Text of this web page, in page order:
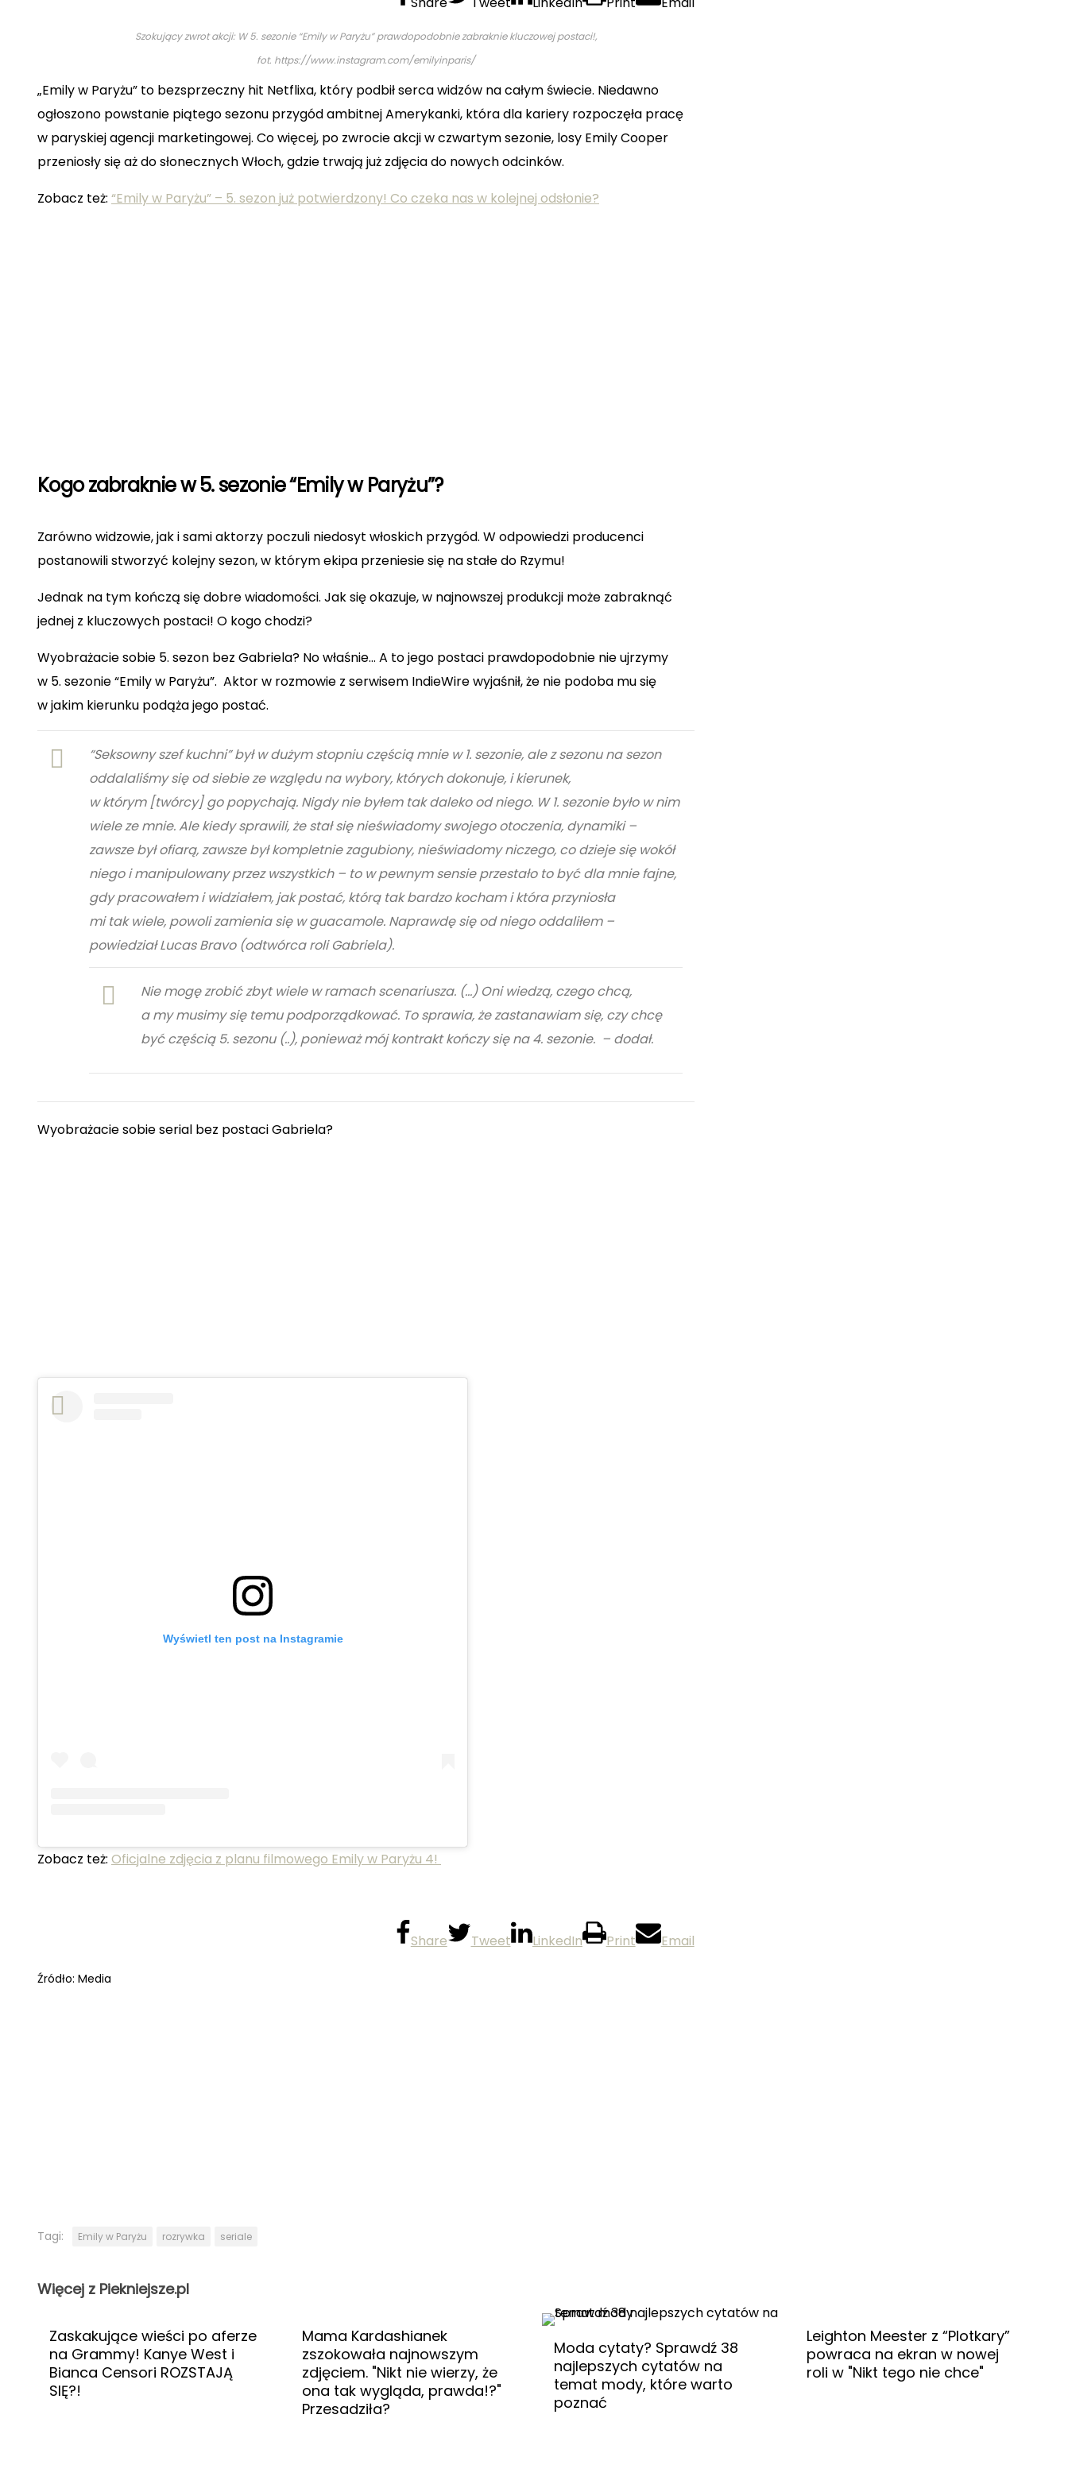
Szokujący zwrot akcji: W 5. sezonie “Emily w Paryżu” prawdopodobnie zabraknie kluczowej postaci!,
fot. https://www.instagram.com/emilyinparis/
„Emily w Paryżu” to bezsprzeczny hit Netflixa, który podbił serca widzów na całym świecie. Niedawno
ogłoszono powstanie piątego sezonu przygód ambitnej Amerykanki, która dla kariery rozpoczęła pracę
w paryskiej agencji marketingowej. Co więcej, po zwrocie akcji w czwartym sezonie, losy Emily Cooper
przeniosły się aż do słonecznych Włoch, gdzie trwają już zdjęcia do nowych odcinków.
Zobacz też: “Emily w Paryżu” – 5. sezon już potwierdzony! Co czeka nas w kolejnej odsłonie?
Kogo zabraknie w 5. sezonie “Emily w Paryżu”?
Zarówno widzowie, jak i sami aktorzy poczuli niedosyt włoskich przygód. W odpowiedzi producenci
postanowili stworzyć kolejny sezon, w którym ekipa przeniesie się na stałe do Rzymu!
Jednak na tym kończą się dobre wiadomości. Jak się okazuje, w najnowszej produkcji może zabraknąć
jednej z kluczowych postaci! O kogo chodzi?
Wyobrażacie sobie 5. sezon bez Gabriela? No właśnie… A to jego postaci prawdopodobnie nie ujrzymy
w 5. sezonie “Emily w Paryżu”. Aktor w rozmowie z serwisem IndieWire wyjaśnił, że nie podoba mu się
w jakim kierunku podąża jego postać.
“Seksowny szef kuchni” był w dużym stopniu częścią mnie w 1. sezonie, ale z sezonu na sezon
oddalaliśmy się od siebie ze względu na wybory, których dokonuje, i kierunek,
w którym [twórcy] go popychają. Nigdy nie byłem tak daleko od niego. W 1. sezonie było w nim
wiele ze mnie. Ale kiedy sprawili, że stał się nieświadomy swojego otoczenia, dynamiki –
zawsze był ofiarą, zawsze był kompletnie zagubiony, nieświadomy niczego, co dzieje się wokół
niego i manipulowany przez wszystkich – to w pewnym sensie przestało to być dla mnie fajne,
gdy pracowałem i widziałem, jak postać, którą tak bardzo kocham i która przyniosła
mi tak wiele, powoli zamienia się w guacamole. Naprawdę się od niego oddaliłem –
powiedział Lucas Bravo (odtwórca roli Gabriela).
Nie mogę zrobić zbyt wiele w ramach scenariusza. (…) Oni wiedzą, czego chcą,
a my musimy się temu podporządkować. To sprawia, że zastanawiam się, czy chcę
być częścią 5. sezonu (..), ponieważ mój kontrakt kończy się na 4. sezonie. – dodał.
Wyobrażacie sobie serial bez postaci Gabriela?
Wyświetl ten post na Instagramie
Zobacz też: Oficjalne zdjęcia z planu filmowego Emily w Paryżu 4!
Share Tweet LinkedIn Print Email
Źródło: Media
Tagi: Emily w Paryżu rozrywka seriale
Więcej z Piekniejsze.pl
Zaskakujące wieści po aferze
na Grammy! Kanye West i
Bianca Censori ROZSTAJĄ
SIĘ?!
Mama Kardashianek
zszokowała najnowszym
zdjęciem. "Nikt nie wierzy, że
ona tak wygląda, prawda!?"
Przesadziła?
Moda cytaty? Sprawdź 38
najlepszych cytatów na
temat mody, które warto
poznać
Leighton Meester z “Plotkary”
powraca na ekran w nowej
roli w "Nikt tego nie chce"